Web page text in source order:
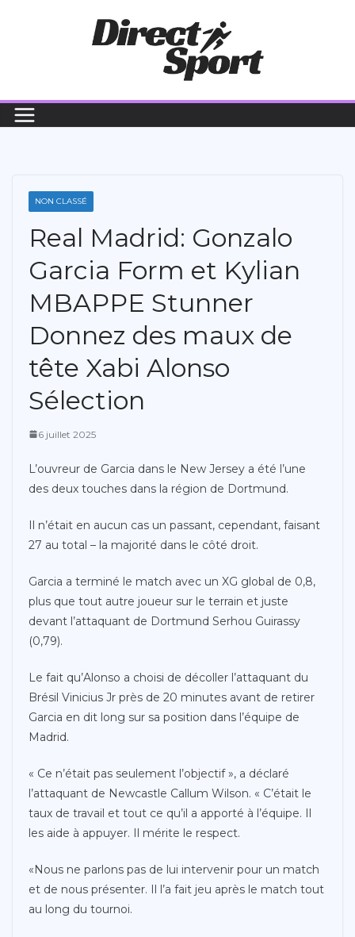
NON CLASSÉ
Real Madrid: Gonzalo
Garcia Form et Kylian
MBAPPE Stunner
Donnez des maux de
tête Xabi Alonso
Sélection
6 juillet 2025
L’ouvreur de Garcia dans le New Jersey a été l’une
des deux touches dans la région de Dortmund.
Il n’était en aucun cas un passant, cependant, faisant
27 au total – la majorité dans le côté droit.
Garcia a terminé le match avec un XG global de 0,8,
plus que tout autre joueur sur le terrain et juste
devant l’attaquant de Dortmund Serhou Guirassy
(0,79).
Le fait qu’Alonso a choisi de décoller l’attaquant du
Brésil Vinicius Jr près de 20 minutes avant de retirer
Garcia en dit long sur sa position dans l’équipe de
Madrid.
« Ce n’était pas seulement l’objectif », a déclaré
l’attaquant de Newcastle Callum Wilson. « C’était le
taux de travail et tout ce qu’il a apporté à l’équipe. Il
les aide à appuyer. Il mérite le respect.
«Nous ne parlons pas de lui intervenir pour un match
et de nous présenter. Il l’a fait jeu après le match tout
au long du tournoi.